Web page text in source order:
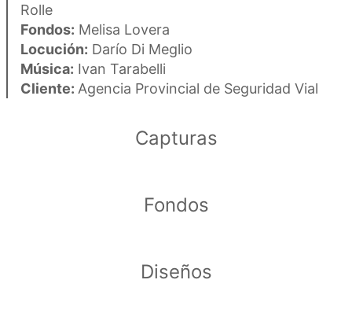
Rolle
Fondos: Melisa Lovera
Locución: Darío Di Meglio
Música: Ivan Tarabelli
Cliente: Agencia Provincial de Seguridad Vial
Capturas
Fondos
Diseños